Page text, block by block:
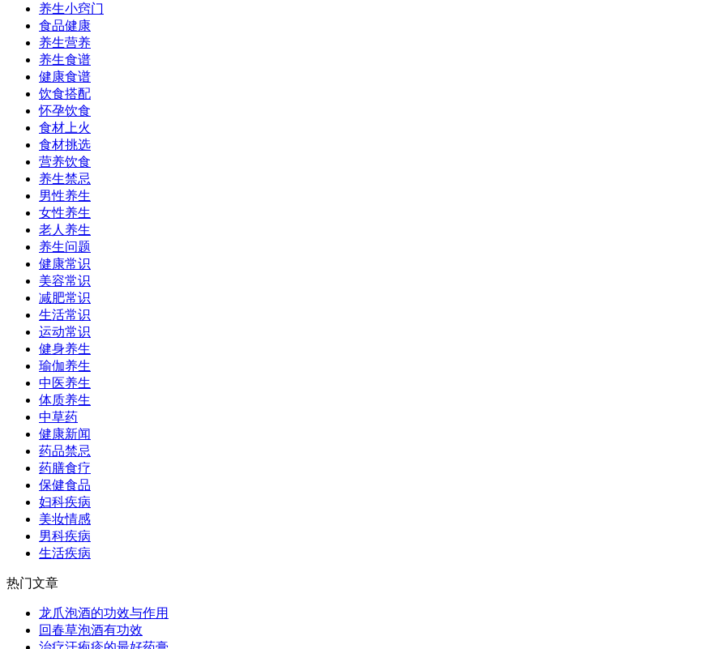
养生小窍门
食品健康
养生营养
养生食谱
健康食谱
饮食搭配
怀孕饮食
食材上火
食材挑选
营养饮食
养生禁忌
男性养生
女性养生
老人养生
养生问题
健康常识
美容常识
减肥常识
生活常识
运动常识
健身养生
瑜伽养生
中医养生
体质养生
中草药
健康新闻
药品禁忌
药膳食疗
保健食品
妇科疾病
美妆情感
男科疾病
生活疾病
热门文章
龙爪泡酒的功效与作用
回春草泡酒有功效